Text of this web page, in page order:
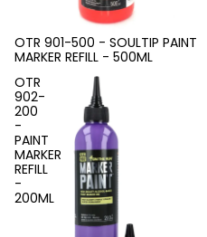
OTR 901-500 - SOULTIP PAINT
MARKER REFILL - 500ML
OTR
902-
200
-
PAINT
MARKER
REFILL
-
200ML